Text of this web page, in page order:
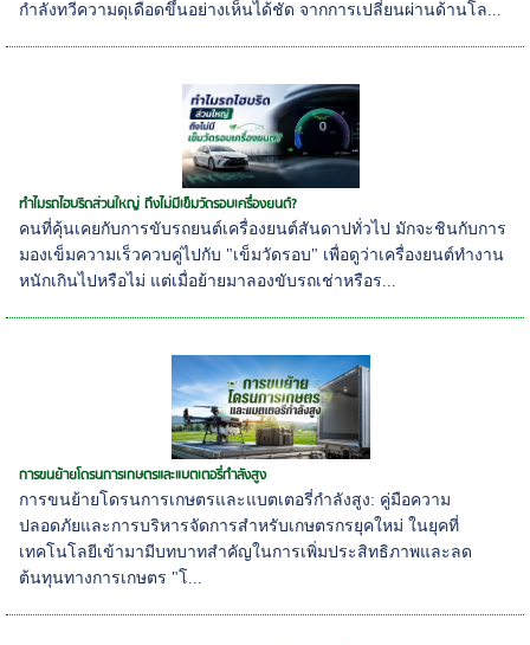
กำลังทวีความดุเดือดขึ้นอย่างเห็นได้ชัด จากการเปลี่ยนผ่านด้านโล...
ทำไมรถไฮบริดส่วนใหญ่ ถึงไม่มีเข็มวัดรอบเครื่องยนต์?
คนที่คุ้นเคยกับการขับรถยนต์เครื่องยนต์สันดาปทั่วไป มักจะชินกับการ
มองเข็มความเร็วควบคู่ไปกับ "เข็มวัดรอบ" เพื่อดูว่าเครื่องยนต์ทำงาน
หนักเกินไปหรือไม่ แต่เมื่อย้ายมาลองขับรถเช่าหรือร...
การขนย้ายโดรนการเกษตรและแบตเตอรี่กำลังสูง
การขนย้ายโดรนการเกษตรและแบตเตอรี่กำลังสูง: คู่มือความ
ปลอดภัยและการบริหารจัดการสำหรับเกษตรกรยุคใหม่ ในยุคที่
เทคโนโลยีเข้ามามีบทบาทสำคัญในการเพิ่มประสิทธิภาพและลด
ต้นทุนทางการเกษตร "โ...